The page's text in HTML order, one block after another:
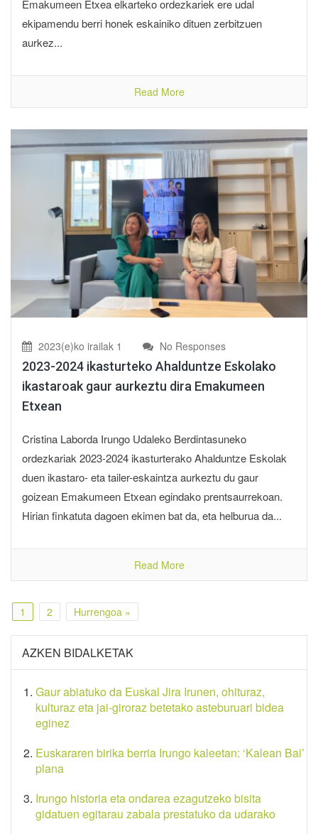
Emakumeen Etxea elkarteko ordezkariek ere udal
ekipamendu berri honek eskainiko dituen zerbitzuen
aurkez...
Read More
2023(e)ko irailak 1 No Responses
2023-2024 ikasturteko Ahalduntze Eskolako
ikastaroak gaur aurkeztu dira Emakumeen
Etxean
Cristina Laborda Irungo Udaleko Berdintasuneko
ordezkariak 2023-2024 ikasturterako Ahalduntze Eskolak
duen ikastaro- eta tailer-eskaintza aurkeztu du gaur
goizean Emakumeen Etxean egindako prentsaurrekoan.
Hirian finkatuta dagoen ekimen bat da, eta helburua da...
Read More
1 2 Hurrengoa »
AZKEN BIDALKETAK
Gaur abiatuko da Euskal Jira Irunen, ohituraz,
kulturaz eta jai-giroraz betetako asteburuari bidea
eginez
Euskararen birika berria Irungo kaleetan: ‘Kalean Bai’
plana
Irungo historia eta ondarea ezagutzeko bisita
gidatuen egitarau zabala prestatuko da udarako